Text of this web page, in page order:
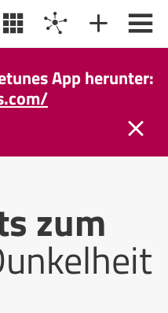
App herunter:
zum